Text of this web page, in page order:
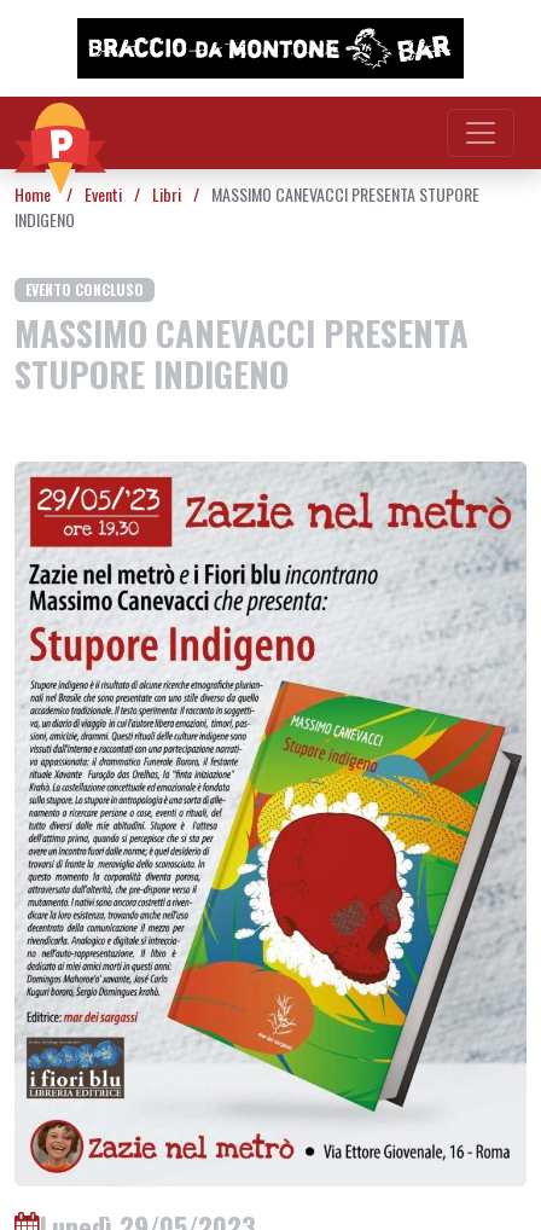
Vai al contenuto
Home / Eventi / Libri / MASSIMO CANEVACCI PRESENTA STUPORE
INDIGENO
EVENTO CONCLUSO
MASSIMO CANEVACCI PRESENTA
STUPORE INDIGENO